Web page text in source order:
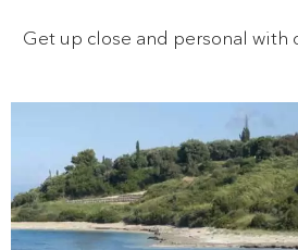
Get up close and personal with